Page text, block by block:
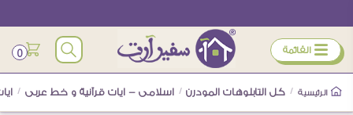
ÿ القائمة 0
الرئيسية / كل التابلوهات المودرن / اسلامى - ايات قرآنية و خط عربى /